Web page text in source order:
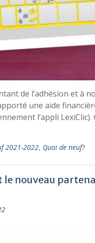
de l’adhésion et à
une aide
l’appli LexiClic).
2021-2022, Quoi de neuf?
le nouveau